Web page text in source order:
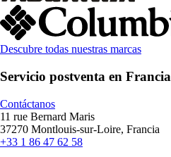
Descubre todas nuestras marcas
Servicio postventa en Francia
Contáctanos
11 rue Bernard Maris
37270 Montlouis-sur-Loire, Francia
+33 1 86 47 62 58